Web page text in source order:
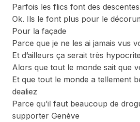
Parfois les flics font des descentes
Ok. Ils le font plus pour le
Pour la façade
Parce que je ne les ai jamais vus
Et d’ailleurs ça serait très
Alors que tout le monde sait que
Et que tout le monde a tellement
dealiez
Parce qu’il faut beaucoup de
supporter Genève